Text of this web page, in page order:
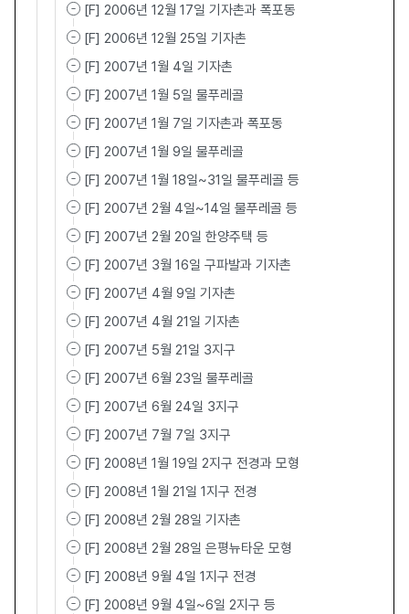
[F] 2006년 12월 17일 기자촌과 폭포동
[F] 2006년 12월 25일 기자촌
[F] 2007년 1월 4일 기자촌
[F] 2007년 1월 5일 물푸레골
[F] 2007년 1월 7일 기자촌과 폭포동
[F] 2007년 1월 9일 물푸레골
[F] 2007년 1월 18일~31일 물푸레골 등
[F] 2007년 2월 4일~14일 물푸레골 등
[F] 2007년 2월 20일 한양주택 등
[F] 2007년 3월 16일 구파발과 기자촌
[F] 2007년 4월 9일 기자촌
[F] 2007년 4월 21일 기자촌
[F] 2007년 5월 21일 3지구
[F] 2007년 6월 23일 물푸레골
[F] 2007년 6월 24일 3지구
[F] 2007년 7월 7일 3지구
[F] 2008년 1월 19일 2지구 전경과 모형
[F] 2008년 1월 21일 1지구 전경
[F] 2008년 2월 28일 기자촌
[F] 2008년 2월 28일 은평뉴타운 모형
[F] 2008년 9월 4일 1지구 전경
[F] 2008년 9월 4일~6일 2지구 등